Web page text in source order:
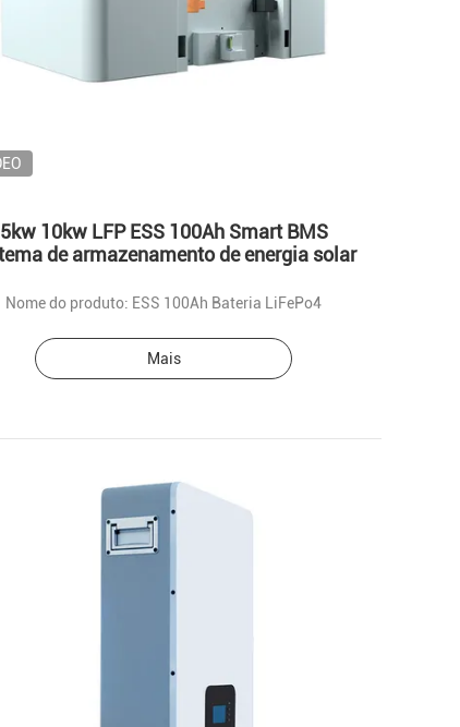
5kw 10kw LFP ESS 100Ah Smart BMS
de armazenamento de energia solar
Nome do produto: ESS 100Ah Bateria LiFePo4
Mais